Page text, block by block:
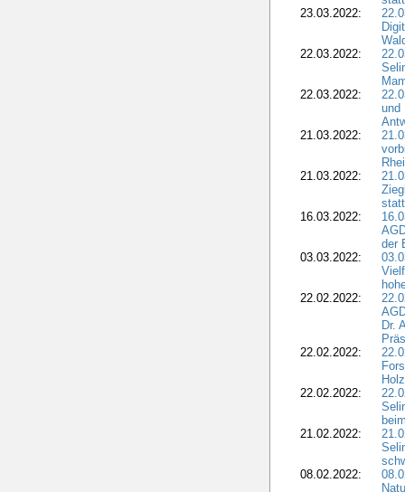
23.03.2022:
22.03.2022:
22.03.2022:
und
21.03.2022:
21.03.2022:
16.03.2022:
der
03.03.2022:
22.02.2022:
Dr.
22.02.2022:
22.02.2022:
21.02.2022:
08.02.2022: